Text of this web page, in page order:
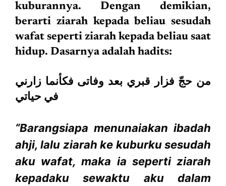
kuburannya. Dengan demikian,
berarti ziarah kepada beliau sesudah
wafat seperti ziarah kepada beliau saat
hidup. Dasarnya adalah hadits:
من حجّ فزار قبري بعد وفاتى فكأنما زارني
في حياتي
“Barangsiapa menunaiakan ibadah
ahji, lalu ziarah ke kuburku sesudah
aku wafat, maka ia seperti ziarah
kepadaku sewaktu aku dalam